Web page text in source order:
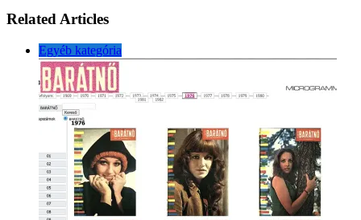
Related Articles
Egyéb kategória